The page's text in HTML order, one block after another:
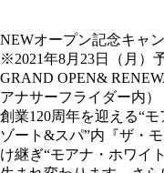
NEWオープン記念キャ
※2021年8月23日（月）
GRAND OPEN&
アナサーフライダー内）
創業120周年を迎える“
ゾート&スパ”内『ザ・
け継ぎ“モアナ・ホワイ